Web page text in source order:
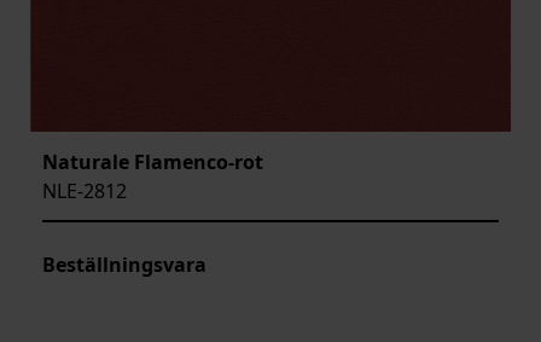
Naturale Flamenco-rot
NLE-2812
Beställningsvara